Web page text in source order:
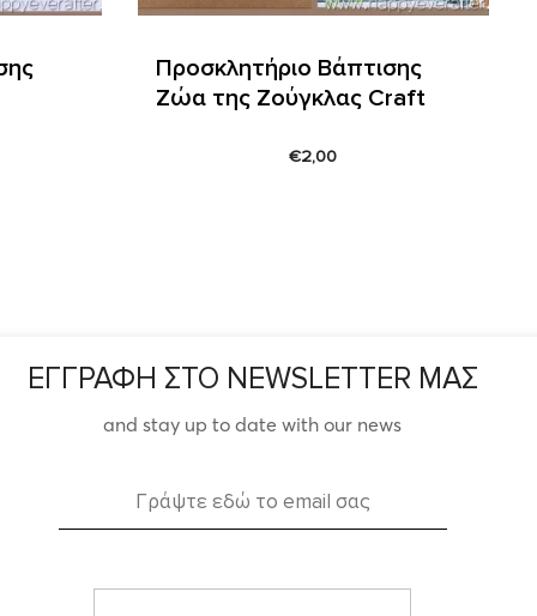
Προσκλητήριο Βάπτισης
Ζώα της Ζούγκλας Craft
€2,00
ΕΓΓΡΑΦΗ ΣΤΟ NEWSLETTER ΜΑΣ
and stay up to date with our news